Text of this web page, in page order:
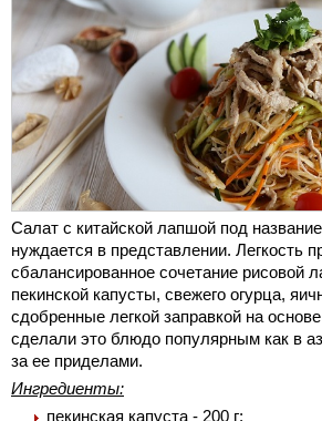
Салат с китайской лапшой под
нуждается в представлении. Легкость
сбалансированное сочетание рисовой
пекинской капусты, свежего огурца,
сдобренные легкой заправкой на
сделали это блюдо популярным как в
за ее приделами.
Ингредиенты:
пекинская капуста - 200 г;